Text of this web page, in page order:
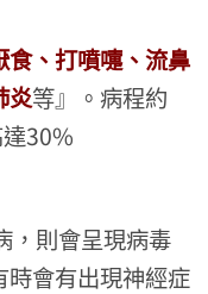
食、打噴嚏、流鼻
炎等』。病程約
30%
，則會呈現病毒
時會有出現神經症